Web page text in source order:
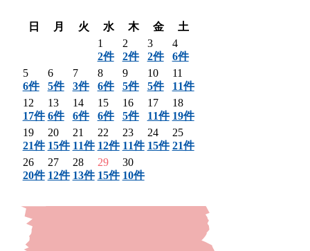
日
月 火 水 木 金
土
1
2件
2
2件
3
2件
4
6件
5
6件
6
5件
7
3件
8
6件
9
5件
10
5件
11
11件
12
17件
13
6件
14
6件
15
6件
16
5件
17
11件
18
19件
19
21件
20
15件
21
11件
22
12件
23
11件
24
15件
25
21件
26
20件
27
12件
28
13件
29
15件
30
10件